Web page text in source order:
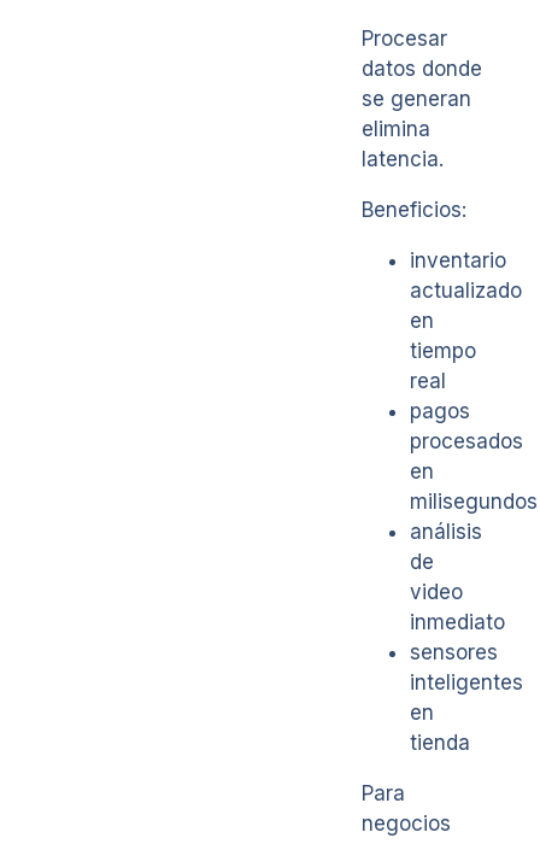
Procesar
datos donde
se generan
elimina
latencia.
Beneficios:
inventario
actualizado
en
tiempo
real
pagos
procesados
en
milisegundos
análisis
de
video
inmediato
sensores
inteligentes
en
tienda
Para
negocios